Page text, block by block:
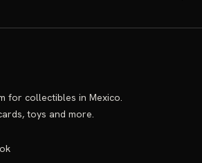
for collectibles in Mexico.
toys and more.